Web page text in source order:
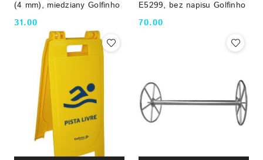
(4 mm), miedziany Golfinho
Cena:
31.00
E5299, bez napisu Golfinho
Cena:
70.00